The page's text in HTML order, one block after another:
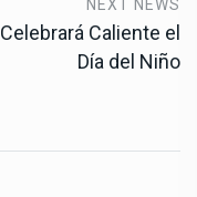
NEXT NEWS
Celebrará Caliente el
Día del Niño